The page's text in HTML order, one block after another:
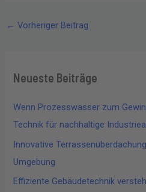
← Vorheriger Beitrag
Neueste Beiträge
Wenn Prozesswasser zum
Technik für nachhaltige
Innovative
Umgebung
Effiziente Gebäudetechnik